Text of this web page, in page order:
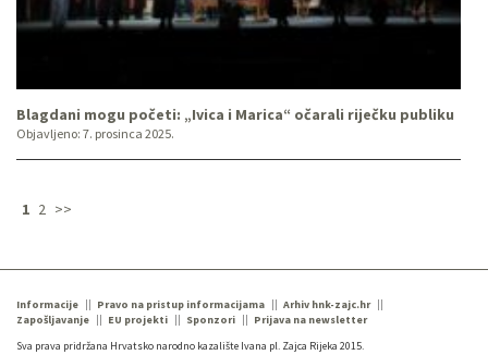
Blagdani mogu početi: „Ivica i Marica“ očarali riječku publiku
Objavljeno: 7. prosinca 2025.
1 2 >>
Informacije Pravo na pristup informacijama
Arhiv hnk-zajc.hr
Zapošljavanje
EU projekti Sponzori
Prijava na newsletter
Sva prava pridržana Hrvatsko narodno kazalište Ivana pl. Zajca Rijeka 2015.